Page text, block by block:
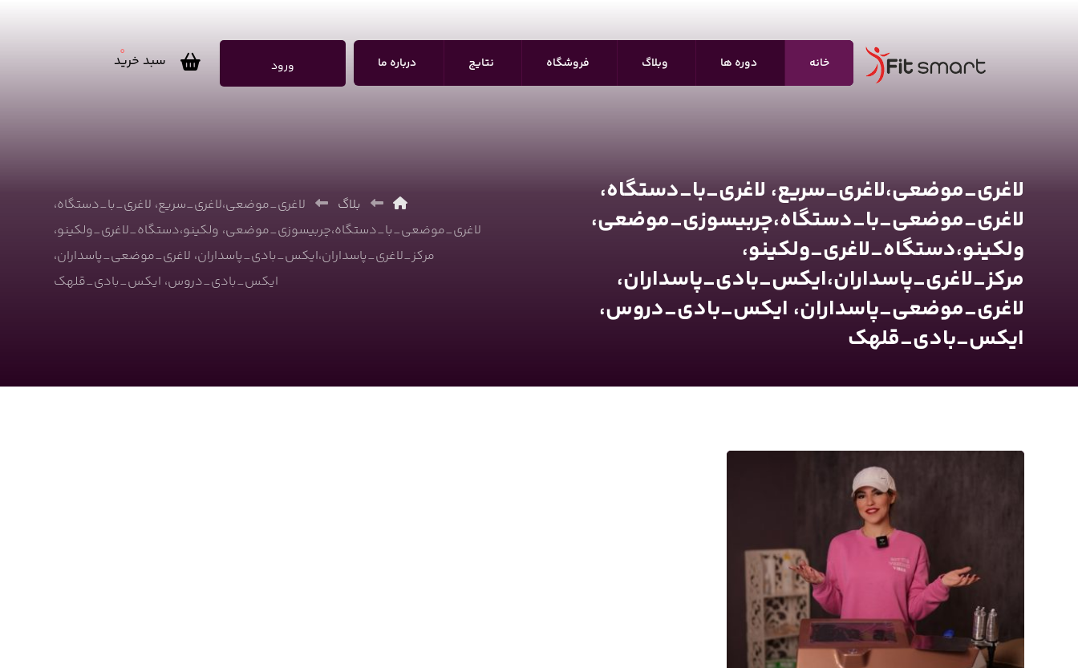
سبد خرید
0
ورود خانه دوره ها وبلاگ فروشگاه نتایج درباره ما
لاغری_موضعی،لاغری_سریع، لاغری_با_دستگاه،
لاغری_موضعی_با_دستگاه،چربیسوزی_موضعی،
ولکینو،دستگاه_لاغری_ولکینو،
مرکز_لاغری_پاسداران،ایکس_بادی_پاسداران،
لاغری_موضعی_پاسداران، ایکس_بادی_دروس،
ایکس_بادی_قلهک
بلاگ
لاغری_موضعی،لاغری_سریع، لاغری_با_دستگاه،
لاغری_موضعی_با_دستگاه،چربیسوزی_موضعی، ولکینو،دستگاه_لاغری_ولکینو،
مرکز_لاغری_پاسداران،ایکس_بادی_پاسداران، لاغری_موضعی_پاسداران،
ایکس_بادی_دروس، ایکس_بادی_قلهک